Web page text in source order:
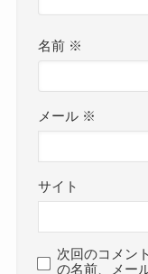
名前 ※
メール ※
サイト
次回のコメン
の名前、メー